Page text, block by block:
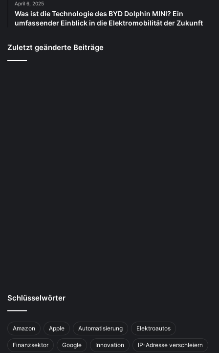
April 6, 2025
Was ist die Technologie des BYD Dolphin MINI? Ein
umfassender Einblick in die Elektromobilität der Zukunft
Zuletzt geänderte Beiträge
Schlüsselwörter
Amazon Apple Automatisierung Elektroautos
Finanzsektor Google Innovation IP-Adresse verschleiern